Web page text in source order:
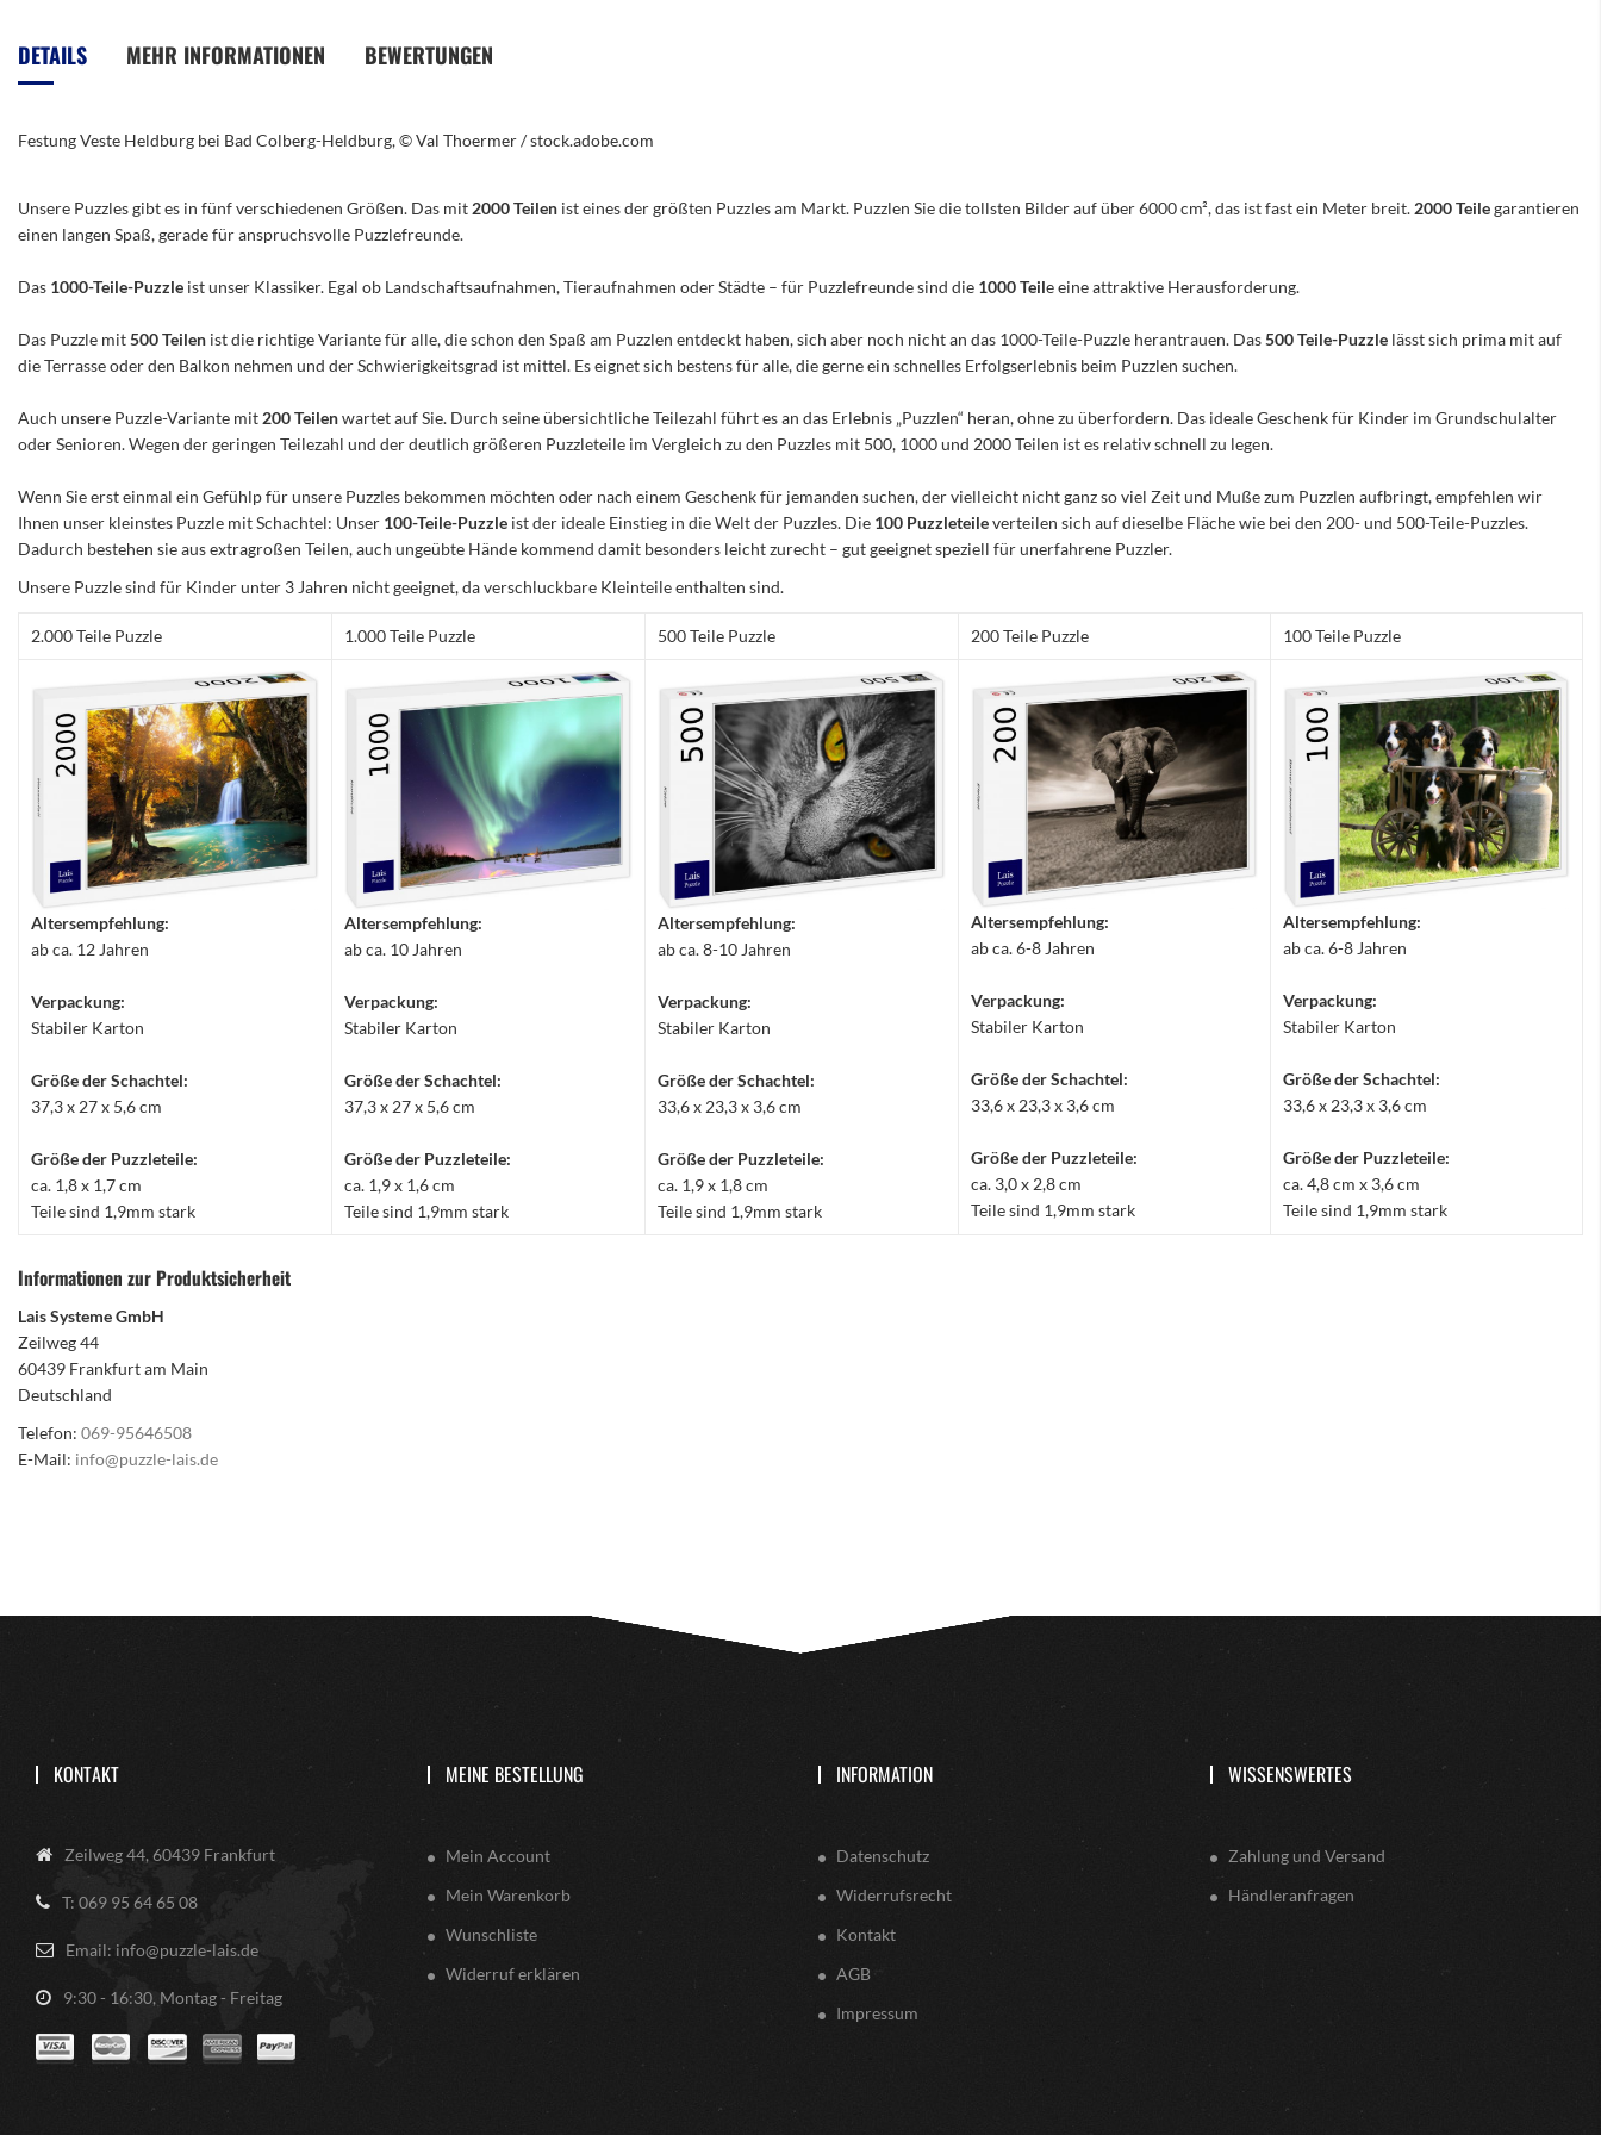
Bildergalerie
springen
DETAILS
Festung Veste Heldburg bei Bad Colberg-Heldburg, © Val Thoermer / stock.adobe.com
MEHR INFORMATIONEN BEWERTUNGEN
Unsere Puzzles gibt es in fünf verschiedenen Größen. Das mit 2000 Teilen ist eines der größten Puzzles am Markt. Puzzlen Sie die tollsten Bilder auf über 6000 cm², das ist fast ein Meter breit. 2000 Teilegarantieren
einen langen Spaß, gerade für anspruchsvolle Puzzlefreunde.
Das 1000-Teile-Puzzle ist unser Klassiker. Egal ob Landschaftsaufnahmen, Tieraufnahmen oder Städte – für Puzzlefreunde sind die 1000 Teile eine attraktive Herausforderung.
Das Puzzle mit500 Teilen ist die richtige Variante für alle, die schon den Spaß am Puzzlen entdeckt haben, sich aber noch nicht an das 1000-Teile-Puzzle herantrauen. Das500 Teile-Puzzle lässt sich prima mit auf
die Terrasse oder den Balkon nehmen und der Schwierigkeitsgrad ist mittel. Es eignet sich bestens für alle, die gerne ein schnelles Erfolgserlebnis beim Puzzlen suchen.
Auch unsere Puzzle-Variante mit 200 Teilenwartet auf Sie. Durch seine übersichtliche Teilezahl führt es an das Erlebnis „Puzzlen“ heran, ohne zu überfordern. Das ideale Geschenk für Kinder im Grundschulalter
oder Senioren. Wegen der geringen Teilezahl und der deutlich größeren Puzzleteile im Vergleich zu den Puzzles mit 500, 1000 und 2000 Teilen ist es relativ schnell zu legen.
Wenn Sie erst einmal ein Gefühlp für unsere Puzzles bekommen möchten oder nach einem Geschenk für jemanden suchen, der vielleicht nicht ganz so viel Zeit und Muße zum Puzzlen aufbringt, empfehlen wir
Ihnen unser kleinstes Puzzle mit Schachtel: Unser 100-Teile-Puzzle ist der ideale Einstieg in die Welt der Puzzles. Die 100 Puzzleteileverteilen sich auf dieselbe Fläche wie bei den 200- und 500-Teile-Puzzles.
Dadurch bestehen sie aus extragroßen Teilen, auch ungeübte Hände kommend damit besonders leicht zurecht – gut geeignet speziell für unerfahrene Puzzler.
Unsere Puzzle sind für Kinder unter 3 Jahren nicht geeignet, da verschluckbare Kleinteile enthalten sind.
2.000 Teile Puzzle 1.000 Teile Puzzle 500 Teile Puzzle 200 Teile Puzzle 100 Teile Puzzle
Altersempfehlung:
ab ca. 12 Jahren
Verpackung:
Stabiler Karton
Größe der Schachtel:
37,3 x 27 x 5,6 cm
Größe der Puzzleteile:
ca. 1,8 x 1,7 cm
Teile sind 1,9mm stark
Altersempfehlung:
ab ca. 10 Jahren
Verpackung:
Stabiler Karton
Größe der Schachtel:
37,3 x 27 x 5,6 cm
Größe der Puzzleteile:
ca. 1,9 x 1,6 cm
Teile sind 1,9mm stark
Altersempfehlung:
ab ca. 8-10 Jahren
Verpackung:
Stabiler Karton
Größe der Schachtel:
33,6 x 23,3 x 3,6 cm
Größe der Puzzleteile:
ca. 1,9 x 1,8 cm
Teile sind 1,9mm stark
Altersempfehlung:
ab ca. 6-8 Jahren
Verpackung:
Stabiler Karton
Größe der Schachtel:
33,6 x 23,3 x 3,6 cm
Größe der Puzzleteile:
ca. 3,0 x 2,8 cm
Teile sind 1,9mm stark
Altersempfehlung:
ab ca. 6-8 Jahren
Verpackung:
Stabiler Karton
Größe der Schachtel:
33,6 x 23,3 x 3,6 cm
Größe der Puzzleteile:
ca. 4,8 cm x 3,6 cm
Teile sind 1,9mm stark
Informationen zur Produktsicherheit
Lais Systeme GmbH
Zeilweg 44
60439 Frankfurt am Main
Deutschland
Telefon: 069-95646508
E-Mail: info@puzzle-lais.de
KONTAKT
Zeilweg 44, 60439 Frankfurt
T: 069 95 64 65 08
Email: info@puzzle-lais.de
9:30 - 16:30, Montag - Freitag
MEINE BESTELLUNG
Mein Account
Mein Warenkorb
Wunschliste
Widerruf erklären
INFORMATION
Datenschutz
Widerrufsrecht
Kontakt
AGB
Impressum
WISSENSWERTES
Zahlung und Versand
Händleranfragen